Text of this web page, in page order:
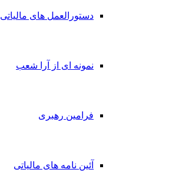
دستورالعمل های مالیاتی
نمونه ای از آرا شعب
فرامین رهبری
آئین نامه های مالیاتی